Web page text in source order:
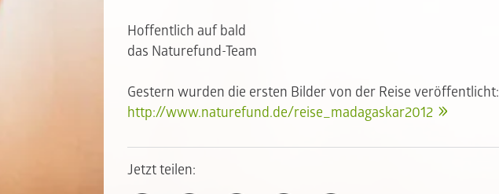
Hoffentlich auf bald
das Naturefund-Team
Gestern wurden die ersten Bilder von der Reise veröffentlicht:
http://www.naturefund.de/reise_madagaskar2012
Jetzt teilen: